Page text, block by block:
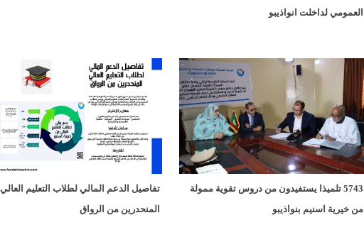
العمومي لداخلت انواذيبو
5743 تلميذا يستفيدون من دروس تقوية ممولة
من خيرية اسنيم بنواذيبو
تفاصيل الدعم المالي لطلاب التعليم العالي
المنحدرين من الرواق